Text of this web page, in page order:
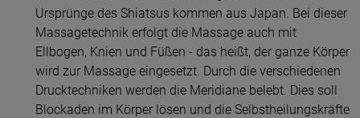
Ursprünge des Shiatsus kommen aus Japan. Bei dieser
Massagetechnik erfolgt die Massage auch mit
Ellbogen, Knien und Füßen - das heißt, der ganze Körper
wird zur Massage eingesetzt. Durch die verschiedenen
Drucktechniken werden die Meridiane belebt. Dies soll
Blockaden im Körper lösen und die Selbstheilungskräfte